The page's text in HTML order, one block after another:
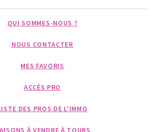
QUI SOMMES-NOUS ?
NOUS CONTACTER
MES FAVORIS
ACCÈS PRO
DES PROS DE L'IMMO
À VENDRE À TOURS